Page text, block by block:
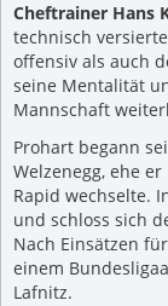
Cheftrainer Hans
technisch
offensiv als auch
seine Mentalität
Mannschaft
Prohart begann
Welzenegg, ehe
Rapid wechselte.
und schloss sich
Nach Einsätzen
einem
Lafnitz.